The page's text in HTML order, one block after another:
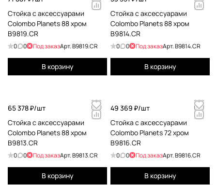
Стойка с аксессуарами
Colombo Planets 88 хром
B9819.CR
0 0 Под заказАрт.B9819.CR
В корзину
Стойка с аксессуарами
Colombo Planets 88 хром
B9814.CR
0 0 Под заказАрт.B9814.CR
В корзину
65 378 ₽/шт
Стойка с аксессуарами
Colombo Planets 88 хром
B9813.CR
0 0 Под заказАрт.B9813.CR
В корзину
49 369 ₽/шт
Стойка с аксессуарами
Colombo Planets 72 хром
B9816.CR
0 0 Под заказАрт.B9816.CR
В корзину